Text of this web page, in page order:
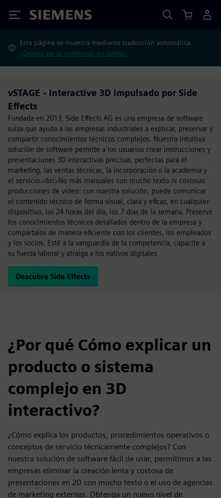
Siemens
Esta página se muestra mediante traducción automática.
¿Deseas ver el contenido en inglés?
vSTAGE - Interactive 3D impulsado por Side
Effects
Fundada en 2013, Side Effects AG es una empresa de software
suiza que ayuda a las empresas industriales a explicar, preservar y
compartir conocimientos técnicos complejos. Nuestra intuitiva
solución de software permite a los usuarios crear instrucciones y
presentaciones 3D interactivas precisas, perfectas para el
marketing, las ventas técnicas, la incorporación o la academia y
el servicio.<br/>No más manuales con mucho texto ni costosas
producciones de vídeo: con nuestra solución, puede comunicar
el contenido técnico de forma visual, clara y eficaz, en cualquier
dispositivo, las 24 horas del día, los 7 días de la semana. Preserve
los conocimientos técnicos detallados dentro de la empresa y
compártalos de manera eficiente con los clientes, los empleados
y los socios. Esté a la vanguardia de la competencia, capacite a
su fuerza laboral y atraiga a los nativos digitales.
Descubre Side Effects
¿Por qué Cómo explicar un
producto o sistema
complejo en 3D
interactivo?
¿Cómo explica los productos, procedimientos operativos o
conceptos de servicio técnicamente complejos? Con
nuestra solución de software fácil de usar, permitimos a las
empresas eliminar la creación lenta y costosa de
presentaciones en 2D con mucho texto o el uso de agencias
de marketing externas. Obtenga un nuevo nivel de